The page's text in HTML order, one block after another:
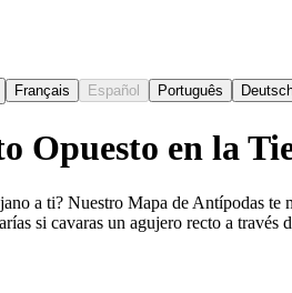
Français Español Português
Opuesto en la
a ti? Nuestro Mapa de Antípodas
si cavaras un agujero recto a través